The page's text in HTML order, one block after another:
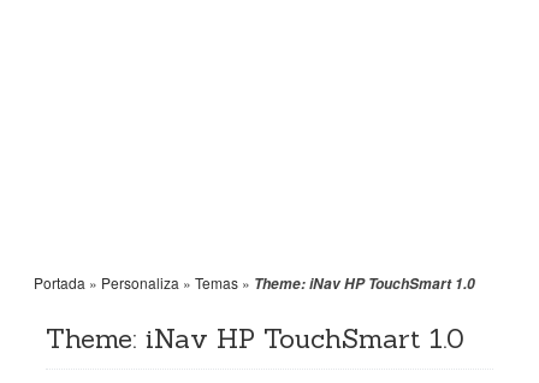
Portada » Personaliza » Temas » Theme: iNav HP TouchSmart 1.0
Theme: iNav HP TouchSmart 1.0